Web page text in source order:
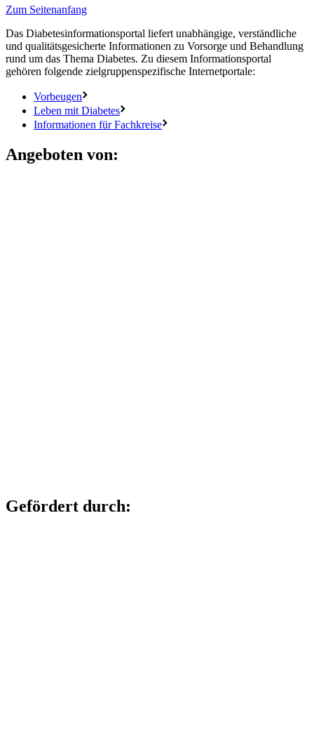
Zum Seitenanfang
Das Diabetesinformationsportal liefert unabhängige, verständliche
und qualitätsgesicherte Informationen zu Vorsorge und Behandlung
rund um das Thema Diabetes. Zu diesem Informationsportal
gehören folgende zielgruppenspezifische Internetportale:
Vorbeugen
Leben mit Diabetes
Informationen für Fachkreise
Angeboten von:
Gefördert durch: